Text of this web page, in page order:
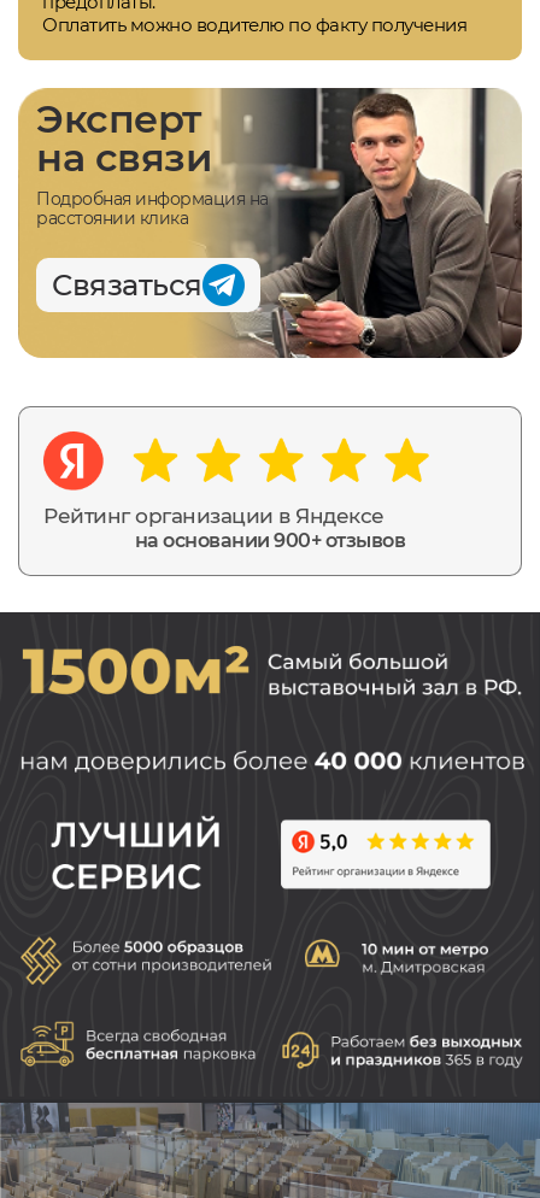
Оплатить можно водителю по факту получения
Рейтинг организации в Яндексе
на основании 900+ отзывов
Эксперт
на связи
Подробная информация на
расстоянии клика
Связаться